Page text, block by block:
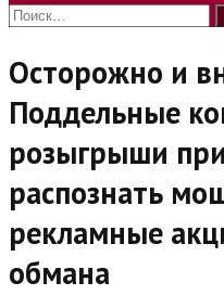
Найти:
Осторожно и
Поддельные
розыгрыши
распознать
рекламные
обмана